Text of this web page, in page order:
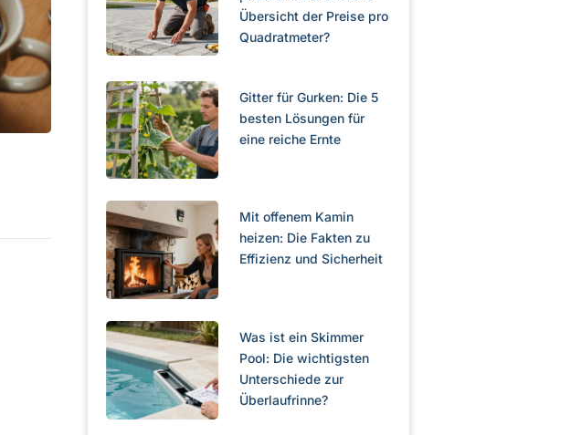
Übersicht der Preise pro
Quadratmeter?
Gitter für Gurken: Die 5
besten Lösungen für
eine reiche Ernte
Mit offenem Kamin
heizen: Die Fakten zu
Effizienz und Sicherheit
Was ist ein Skimmer
Pool: Die wichtigsten
Unterschiede zur
Überlaufrinne?